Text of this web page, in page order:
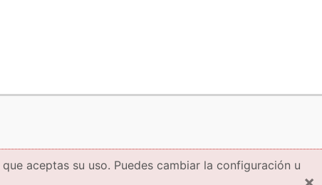
aceptas su uso. Puedes cambiar la configuración u